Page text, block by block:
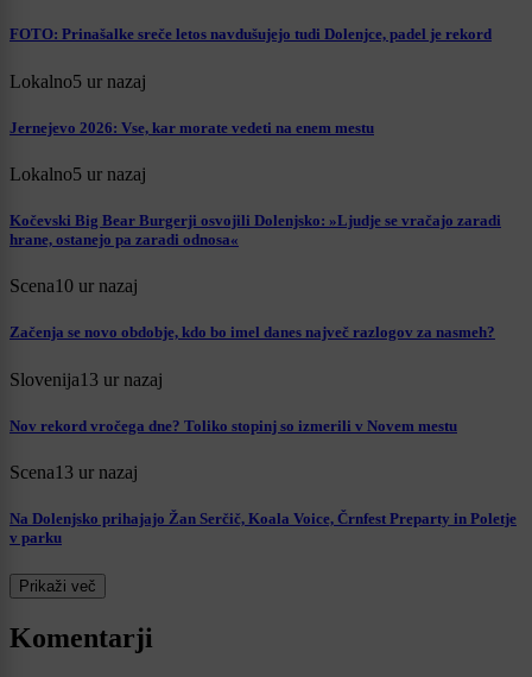
FOTO: Prinašalke sreče letos navdušujejo tudi Dolenjce, padel je rekord
Lokalno5 ur nazaj
Jernejevo 2026: Vse, kar morate vedeti na enem mestu
Lokalno5 ur nazaj
Kočevski Big Bear Burgerji osvojili Dolenjsko: »Ljudje se vračajo zaradi
hrane, ostanejo pa zaradi odnosa«
Scena10 ur nazaj
Začenja se novo obdobje, kdo bo imel danes največ razlogov za nasmeh?
Slovenija13 ur nazaj
Nov rekord vročega dne? Toliko stopinj so izmerili v Novem mestu
Scena13 ur nazaj
Na Dolenjsko prihajajo Žan Serčič, Koala Voice, Črnfest Preparty in Poletje
v parku
Prikaži več
Komentarji